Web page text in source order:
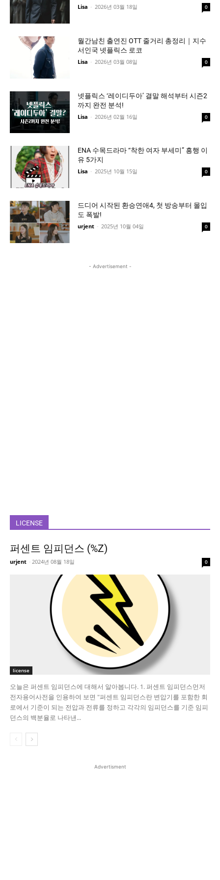
Lisa - 2026년 03월 18일 0
월간남친 출연진 OTT 줄거리 총정리｜지수
서인국 넷플릭스 로코
Lisa - 2026년 03월 08일 0
넷플릭스 ‘레이디두아’ 결말 해석부터 시즌2
까지 완전 분석!
Lisa - 2026년 02월 16일 0
ENA 수목드라마 “착한 여자 부세미” 흥행 이
유 5가지
Lisa - 2025년 10월 15일 0
드디어 시작된 환승연애4, 첫 방송부터 몰입
도 폭발!
urjent - 2025년 10월 04일 0
- Advertisement -
LICENSE
퍼센트 임피던스 (%Z)
urjent - 2024년 08월 18일 0
license
오늘은 퍼센트 임피던스에 대해서 알아봅니다. 1. 퍼센트 임피던스​ 먼저
전자용어사전을 인용하여 보면 "퍼센트 임피던스란 변압기를 포함한 회
로에서 기준이 되는 전압과 전류를 정하고 각각의 임피던스를 기준 임피
던스의 백분율로 나타낸...
Advertisment